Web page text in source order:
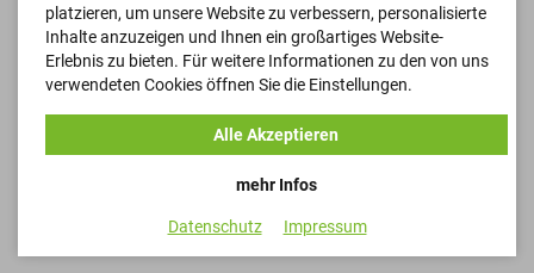
Passfedern
platzieren, um unsere Website zu verbessern, personalisierte
Inhalte anzuzeigen und Ihnen ein großartiges Website-
Erlebnis zu bieten. Für weitere Informationen zu den von uns
verwendeten Cookies öffnen Sie die Einstellungen.
mehr Infos
Alle Akzeptieren
Datenschutz Impressum